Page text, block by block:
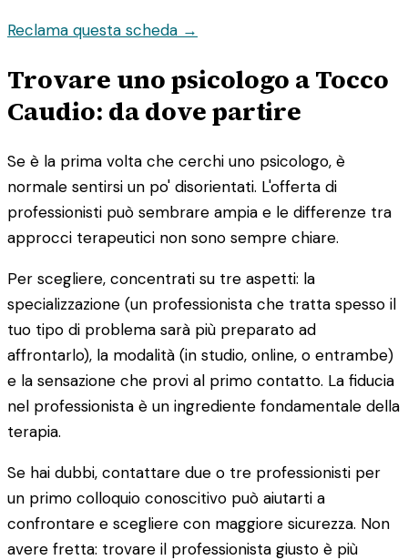
Reclama questa scheda →
Trovare uno psicologo a Tocco
Caudio: da dove partire
Se è la prima volta che cerchi uno psicologo, è
normale sentirsi un po' disorientati. L'offerta di
professionisti può sembrare ampia e le differenze tra
approcci terapeutici non sono sempre chiare.
Per scegliere, concentrati su tre aspetti: la
specializzazione (un professionista che tratta spesso il
tuo tipo di problema sarà più preparato ad
affrontarlo), la modalità (in studio, online, o entrambe)
e la sensazione che provi al primo contatto. La fiducia
nel professionista è un ingrediente fondamentale della
terapia.
Se hai dubbi, contattare due o tre professionisti per
un primo colloquio conoscitivo può aiutarti a
confrontare e scegliere con maggiore sicurezza. Non
avere fretta: trovare il professionista giusto è più